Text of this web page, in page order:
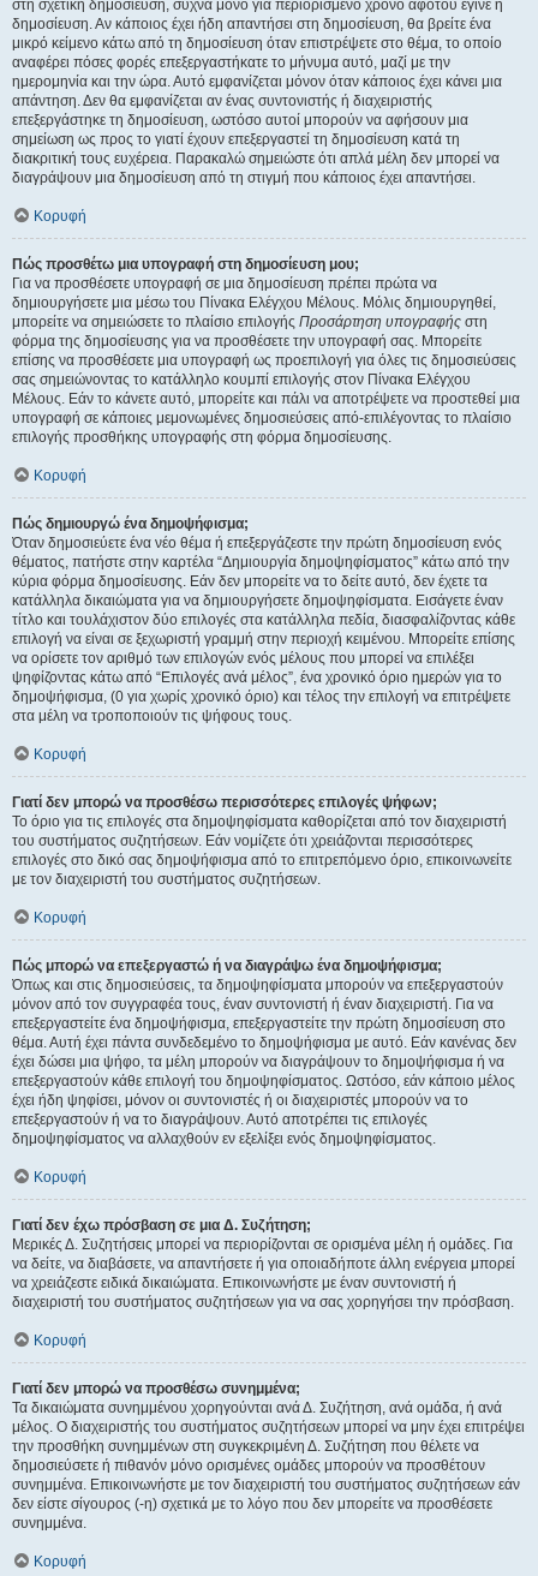
στη σχετική δημοσίευση, συχνά μόνο για περιορισμένο χρόνο αφότου έγινε η
δημοσίευση. Αν κάποιος έχει ήδη απαντήσει στη δημοσίευση, θα βρείτε ένα
μικρό κείμενο κάτω από τη δημοσίευση όταν επιστρέψετε στο θέμα, το οποίο
αναφέρει πόσες φορές επεξεργαστήκατε το μήνυμα αυτό, μαζί με την
ημερομηνία και την ώρα. Αυτό εμφανίζεται μόνον όταν κάποιος έχει κάνει μια
απάντηση. Δεν θα εμφανίζεται αν ένας συντονιστής ή διαχειριστής
επεξεργάστηκε τη δημοσίευση, ωστόσο αυτοί μπορούν να αφήσουν μια
σημείωση ως προς το γιατί έχουν επεξεργαστεί τη δημοσίευση κατά τη
διακριτική τους ευχέρεια. Παρακαλώ σημειώστε ότι απλά μέλη δεν μπορεί να
διαγράψουν μια δημοσίευση από τη στιγμή που κάποιος έχει απαντήσει.
Κορυφή
Πώς προσθέτω μια υπογραφή στη δημοσίευση μου;
Για να προσθέσετε υπογραφή σε μια δημοσίευση πρέπει πρώτα να
δημιουργήσετε μια μέσω του Πίνακα Ελέγχου Μέλους. Μόλις δημιουργηθεί,
μπορείτε να σημειώσετε το πλαίσιο επιλογής Προσάρτηση υπογραφής στη
φόρμα της δημοσίευσης για να προσθέσετε την υπογραφή σας. Μπορείτε
επίσης να προσθέσετε μια υπογραφή ως προεπιλογή για όλες τις δημοσιεύσεις
σας σημειώνοντας το κατάλληλο κουμπί επιλογής στον Πίνακα Ελέγχου
Μέλους. Εάν το κάνετε αυτό, μπορείτε και πάλι να αποτρέψετε να προστεθεί μια
υπογραφή σε κάποιες μεμονωμένες δημοσιεύσεις από-επιλέγοντας το πλαίσιο
επιλογής προσθήκης υπογραφής στη φόρμα δημοσίευσης.
Κορυφή
Πώς δημιουργώ ένα δημοψήφισμα;
Όταν δημοσιεύετε ένα νέο θέμα ή επεξεργάζεστε την πρώτη δημοσίευση ενός
θέματος, πατήστε στην καρτέλα “Δημιουργία δημοψηφίσματος” κάτω από την
κύρια φόρμα δημοσίευσης. Εάν δεν μπορείτε να το δείτε αυτό, δεν έχετε τα
κατάλληλα δικαιώματα για να δημιουργήσετε δημοψηφίσματα. Εισάγετε έναν
τίτλο και τουλάχιστον δύο επιλογές στα κατάλληλα πεδία, διασφαλίζοντας κάθε
επιλογή να είναι σε ξεχωριστή γραμμή στην περιοχή κειμένου. Μπορείτε επίσης
να ορίσετε τον αριθμό των επιλογών ενός μέλους που μπορεί να επιλέξει
ψηφίζοντας κάτω από “Επιλογές ανά μέλος”, ένα χρονικό όριο ημερών για το
δημοψήφισμα, (0 για χωρίς χρονικό όριο) και τέλος την επιλογή να επιτρέψετε
στα μέλη να τροποποιούν τις ψήφους τους.
Κορυφή
Γιατί δεν μπορώ να προσθέσω περισσότερες επιλογές ψήφων;
Το όριο για τις επιλογές στα δημοψηφίσματα καθορίζεται από τον διαχειριστή
του συστήματος συζητήσεων. Εάν νομίζετε ότι χρειάζονται περισσότερες
επιλογές στο δικό σας δημοψήφισμα από το επιτρεπόμενο όριο, επικοινωνείτε
με τον διαχειριστή του συστήματος συζητήσεων.
Κορυφή
Πώς μπορώ να επεξεργαστώ ή να διαγράψω ένα δημοψήφισμα;
Όπως και στις δημοσιεύσεις, τα δημοψηφίσματα μπορούν να επεξεργαστούν
μόνον από τον συγγραφέα τους, έναν συντονιστή ή έναν διαχειριστή. Για να
επεξεργαστείτε ένα δημοψήφισμα, επεξεργαστείτε την πρώτη δημοσίευση στο
θέμα. Αυτή έχει πάντα συνδεδεμένο το δημοψήφισμα με αυτό. Εάν κανένας δεν
έχει δώσει μια ψήφο, τα μέλη μπορούν να διαγράψουν το δημοψήφισμα ή να
επεξεργαστούν κάθε επιλογή του δημοψηφίσματος. Ωστόσο, εάν κάποιο μέλος
έχει ήδη ψηφίσει, μόνον οι συντονιστές ή οι διαχειριστές μπορούν να το
επεξεργαστούν ή να το διαγράψουν. Αυτό αποτρέπει τις επιλογές
δημοψηφίσματος να αλλαχθούν εν εξελίξει ενός δημοψηφίσματος.
Κορυφή
Γιατί δεν έχω πρόσβαση σε μια Δ. Συζήτηση;
Μερικές Δ. Συζητήσεις μπορεί να περιορίζονται σε ορισμένα μέλη ή ομάδες. Για
να δείτε, να διαβάσετε, να απαντήσετε ή για οποιαδήποτε άλλη ενέργεια μπορεί
να χρειάζεστε ειδικά δικαιώματα. Επικοινωνήστε με έναν συντονιστή ή
διαχειριστή του συστήματος συζητήσεων για να σας χορηγήσει την πρόσβαση.
Κορυφή
Γιατί δεν μπορώ να προσθέσω συνημμένα;
Τα δικαιώματα συνημμένου χορηγούνται ανά Δ. Συζήτηση, ανά ομάδα, ή ανά
μέλος. Ο διαχειριστής του συστήματος συζητήσεων μπορεί να μην έχει επιτρέψει
την προσθήκη συνημμένων στη συγκεκριμένη Δ. Συζήτηση που θέλετε να
δημοσιεύσετε ή πιθανόν μόνο ορισμένες ομάδες μπορούν να προσθέτουν
συνημμένα. Επικοινωνήστε με τον διαχειριστή του συστήματος συζητήσεων εάν
δεν είστε σίγουρος (-η) σχετικά με το λόγο που δεν μπορείτε να προσθέσετε
συνημμένα.
Κορυφή